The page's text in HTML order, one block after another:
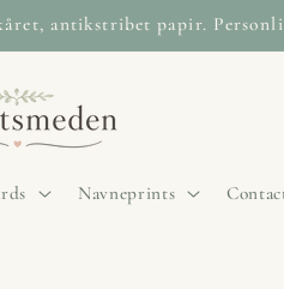
antikstribet papir.
Navneprints